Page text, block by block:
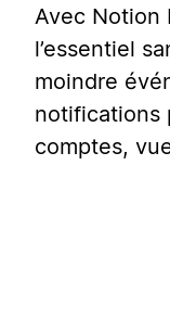
Avec Notion
l’essentiel
moindre
notifications
comptes,